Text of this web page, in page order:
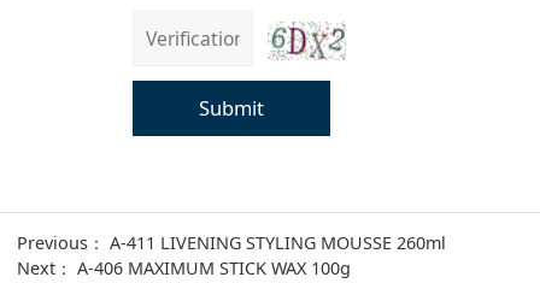
Submit
Previous：A-411 LIVENING STYLING MOUSSE 260ml
Next：A-406 MAXIMUM STICK WAX 100g